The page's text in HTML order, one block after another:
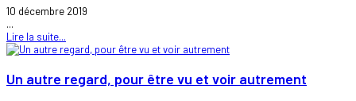
10 décembre 2019
...
Lire la suite...
Un autre regard, pour être vu et voir autrement